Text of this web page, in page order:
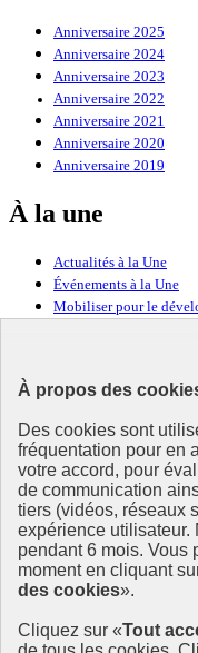
À propos des
Des cookies sont
fréquentation pour en
votre accord, pour
de communication
tiers (vidéos, réseaux
expérience utilisateur.
pendant 6 mois. Vous
moment en cliquant
des cookies».
Cliquez sur «Tout
Anniversaire 2025
Anniversaire 2024
Anniversaire 2023
Anniversaire 2022
Anniversaire 2021
Anniversaire 2020
Anniversaire 2019
À la une
Actualités à la Une
Événements à la Une
Mobiliser pour le
Ressources
Ressources
La Méth’ODD
Gouvernement
Ce site propose
2030 et la feuille de route
tous les acteurs.
info.gouv.fr- ouvre
service-public.fr -